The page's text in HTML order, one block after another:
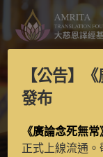
【公告】
發布
《廣論念死無
正式上線流通